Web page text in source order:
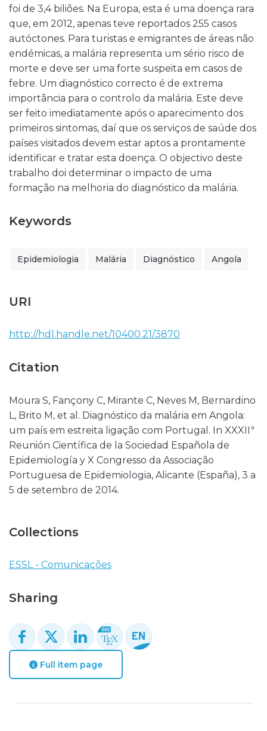
foi de 3,4 biliões. Na Europa, esta é uma doença rara
que, em 2012, apenas teve reportados 255 casos
autóctones. Para turistas e emigrantes de áreas não
endémicas, a malária representa um sério risco de
morte e deve ser uma forte suspeita em casos de
febre. Um diagnóstico correcto é de extrema
importância para o controlo da malária. Este deve
ser feito imediatamente após o aparecimento dos
primeiros sintomas, daí que os serviços de saúde dos
países visitados devem estar aptos a prontamente
identificar e tratar esta doença. O objectivo deste
trabalho doi determinar o impacto de uma
formação na melhoria do diagnóstico da malária.
Keywords
Epidemiologia Malária Diagnóstico Angola
URI
http://hdl.handle.net/10400.21/3870
Citation
Moura S, Fançony C, Mirante C, Neves M, Bernardino
L, Brito M, et al. Diagnóstico da malária em Angola:
um país em estreita ligação com Portugal. In XXXIIª
Reunión Científica de la Sociedad Española de
Epidemiología y X Congresso da Associação
Portuguesa de Epidemiologia, Alicante (España), 3 a
5 de setembro de 2014.
Collections
ESSL - Comunicações
Sharing
Full item page